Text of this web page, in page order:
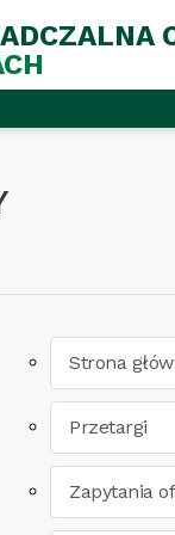
Strona
Przetargi
Zapytania